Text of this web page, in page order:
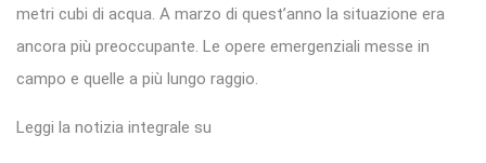
metri cubi di acqua. A marzo di quest’anno la situazione era
ancora più preoccupante. Le opere emergenziali messe in
campo e quelle a più lungo raggio.
Leggi la notizia integrale su